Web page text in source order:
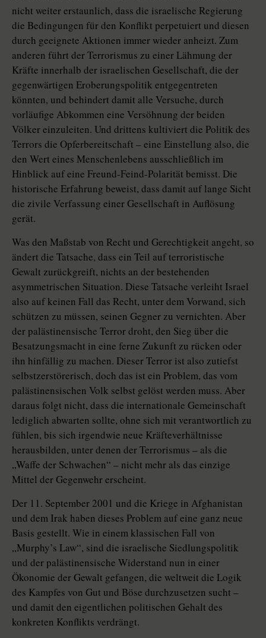
nicht weiter erstaunlich, dass die israelische Regierung
die Bedingungen für den Konflikt perpetuiert und diesen
durch geeignete Aktionen immer wieder anheizt. Zum
anderen führt der Terrorismus zu einer Lähmung der
Kräfte innerhalb der israelischen Gesellschaft, die der
gegenwärtigen Eroberungspolitik entgegentreten
könnten, und behindert damit alle Versuche, durch
vorläufige Abkommen eine Versöhnung der beiden
Völker einzuleiten. Und drittens kultiviert die Politik des
Terrors die Opferbereitschaft – eine Einstellung also, die
den Wert eines Menschenlebens ausschließlich im
Hinblick auf eine Freund-Feind-Polarität bemisst. Die
historische Erfahrung beweist, dass damit auf lange Sicht
die zivile Verfassung einer Gesellschaft in Auflösung
gerät.
Was den Maßstab von Recht und Gerechtigkeit angeht, so
ändert die Tatsache, dass ein Teil auf terroristische
Gewalt zurückgreift, nichts an der bestehenden
asymmetrischen Situation. Diese Tatsache verleiht Israel
also auf keinen Fall das Recht, unter dem Vorwand, sich
schützen zu müssen, seinen Gegner zu vernichten. Aber
der palästinensische Terror droht, den Sieg über die
Besatzungsmacht in eine ferne Zukunft zu rücken oder
ihn hinfällig zu machen. Dieser Terror ist also zutiefst
selbstzerstörerisch, doch das ist ein Problem, das vom
palästinensischen Volk selbst gelöst werden muss. Aber
daraus folgt nicht, dass die internationale Gemeinschaft
lediglich abwarten sollte, ohne sich mit verantwortlich zu
fühlen, bis sich irgendwie neue Kräfteverhältnisse
herausbilden, unter denen der Terrorismus – als die
„Waffe der Schwachen“ – nicht mehr als das einzige
Mittel der Gegenwehr erscheint.
Der 11. September 2001 und die Kriege in Afghanistan
und dem Irak haben dieses Problem auf eine ganz neue
Basis gestellt. Wie in einem klassischen Fall von
„Murphy’s Law“, sind die israelische Siedlungspolitik
und der palästinensische Widerstand nun in einer
Ökonomie der Gewalt gefangen, die weltweit die Logik
des Kampfes von Gut und Böse durchzusetzen sucht –
und damit den eigentlichen politischen Gehalt des
konkreten Konflikts verdrängt.